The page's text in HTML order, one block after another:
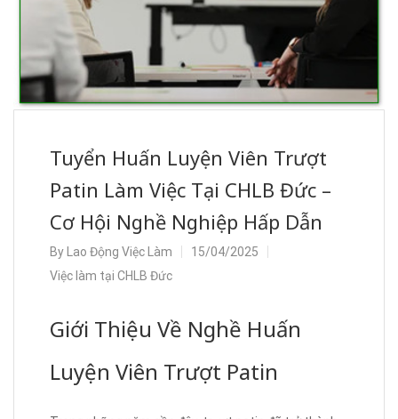
Tuyển Huấn Luyện Viên Trượt
Patin Làm Việc Tại CHLB Đức –
Cơ Hội Nghề Nghiệp Hấp Dẫn
By Lao Động Việc Làm
15/04/2025
Việc làm tại CHLB Đức
Giới Thiệu Về Nghề Huấn
Luyện Viên Trượt Patin